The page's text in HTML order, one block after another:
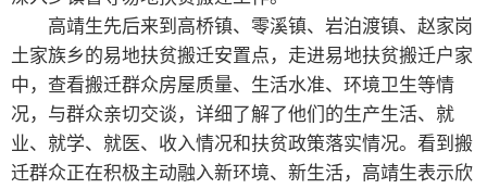
高靖生先后来到高桥镇、零溪镇、岩泊渡镇、赵家岗
土家族乡的易地扶贫搬迁安置点，走进易地扶贫搬迁户家
中，查看搬迁群众房屋质量、生活水准、环境卫生等情
况，与群众亲切交谈，详细了解了他们的生产生活、就
业、就学、就医、收入情况和扶贫政策落实情况。看到搬
迁群众正在积极主动融入新环境、新生活，高靖生表示欣